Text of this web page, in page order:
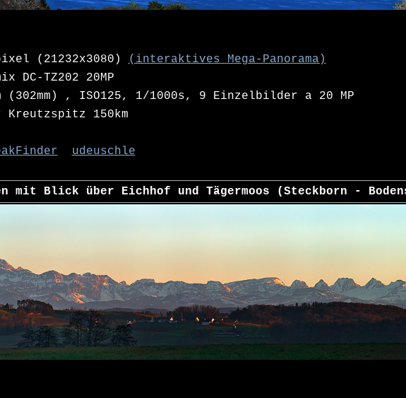
(21232x3080)
(interaktives Mega-Panorama)
DC-TZ202 20MP
(302mm) , ISO125, 1/1000s, 9 Einzelbilder a 20 MP
Kreutzspitz 150km
udeuschle
mit Blick über Eichhof und Tägermoos (Steckborn -